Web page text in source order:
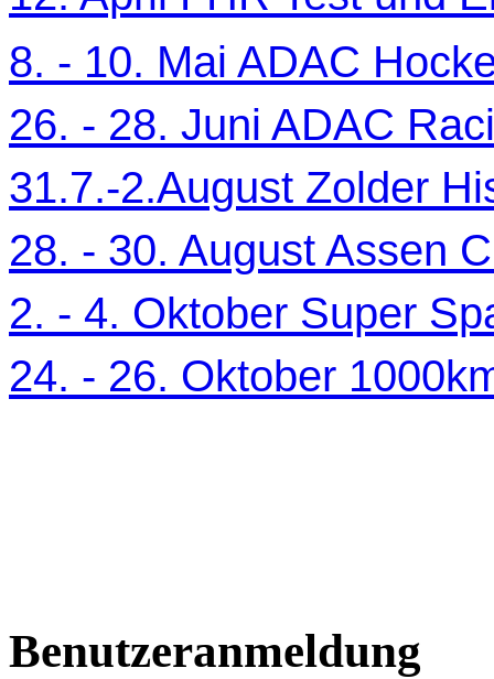
8. - 10. Mai ADAC
26. - 28. Juni ADAC
31.7.-2.August Zolder
28. - 30. August Assen
2. - 4. Oktober Super
24. - 26. Oktober
Benutzeranmeldung